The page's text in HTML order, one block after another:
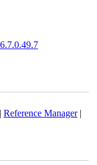
|Reference Manager